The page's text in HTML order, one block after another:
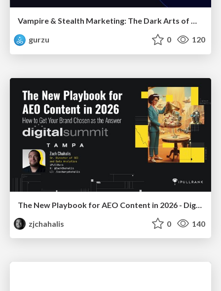
Vampire & Stealth Marketing: The Dark Arts of Modern Marketing
gurzu
0 120
zjchahalis
0 140